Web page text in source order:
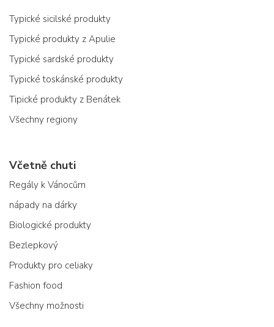
Typické sicilské produkty
Typické produkty z Apulie
Typické sardské produkty
Typické toskánské produkty
Tipické produkty z Benátek
Všechny regiony
Včetně chuti
Regály k Vánocům
nápady na dárky
Biologické produkty
Bezlepkový
Produkty pro celiaky
Fashion food
Všechny možnosti